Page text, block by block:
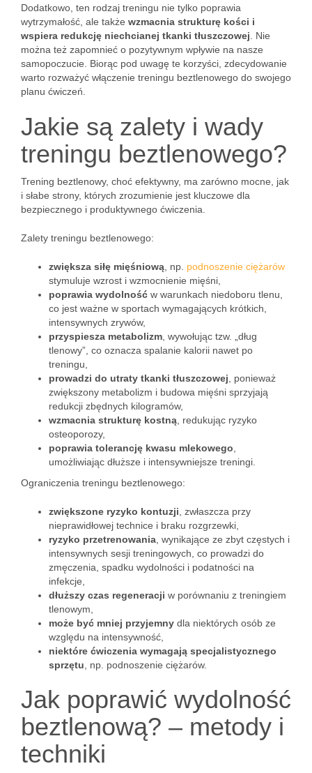
Dodatkowo, ten rodzaj treningu nie tylko poprawia
wytrzymałość, ale także wzmacnia strukturę kości i
wspiera redukcję niechcianej tkanki tłuszczowej . Nie
można też zapomnieć o pozytywnym wpływie na nasze
samopoczucie. Biorąc pod uwagę te korzyści, zdecydowanie
warto rozważyć włączenie treningu beztlenowego do swojego
planu ćwiczeń.
Jakie są zalety i wady
treningu beztlenowego?
Trening beztlenowy, choć efektywny, ma zarówno mocne, jak
i słabe strony, których zrozumienie jest kluczowe dla
bezpiecznego i produktywnego ćwiczenia.
Zalety treningu beztlenowego:
zwiększa siłę mięśniową , np. podnoszenie ciężarów
stymuluje wzrost i wzmocnienie mięśni,
poprawia wydolność w warunkach niedoboru tlenu,
co jest ważne w sportach wymagających krótkich,
intensywnych zrywów,
przyspiesza metabolizm , wywołując tzw. „dług
tlenowy”, co oznacza spalanie kalorii nawet po
treningu,
prowadzi do utraty tkanki tłuszczowej , ponieważ
zwiększony metabolizm i budowa mięśni sprzyjają
redukcji zbędnych kilogramów,
wzmacnia strukturę kostną , redukując ryzyko
osteoporozy,
poprawia tolerancję kwasu mlekowego
umożliwiając dłuższe i intensywniejsze treningi.
Ograniczenia treningu beztlenowego:
zwiększone ryzyko kontuzji , zwłaszcza przy
nieprawidłowej technice i braku rozgrzewki,
ryzyko przetrenowania , wynikające ze zbyt częstych i
intensywnych sesji treningowych, co prowadzi do
zmęczenia, spadku wydolności i podatności na
infekcje,
dłuższy czas regeneracji w porównaniu z treningiem
tlenowym,
może być mniej przyjemny dla niektórych osób ze
względu na intensywność,
niektóre ćwiczenia wymagają specjalistycznego
sprzętu , np. podnoszenie ciężarów.
Jak poprawić wydolność
beztlenową? – metody i
techniki